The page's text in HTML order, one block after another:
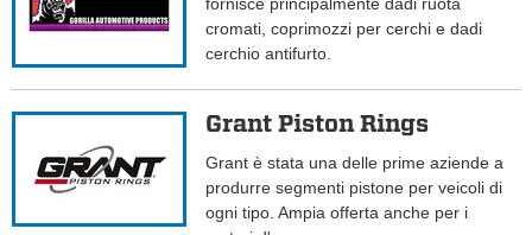
cromati, coprimozzi per cerchi e dadi
cerchio antifurto.
Grant Piston Rings
Grant è stata una delle prime aziende a
produrre segmenti pistone per veicoli di
ogni tipo. Ampia offerta anche per i